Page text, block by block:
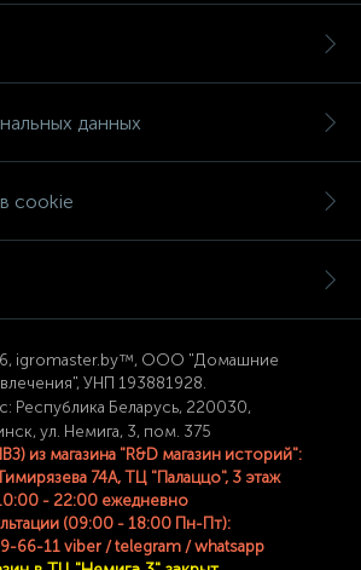
данных
cookie
igromaster.by™, ООО "Домашние
УНП 193881928.
Республика Беларусь, 220030,
ул. Немига, 3, пом. 375
из магазина "R&D магазин историй":
74A, ТЦ "Палаццо", 3 этаж
- 22:00 ежедневно
(09:00 - 18:00 Пн-Пт):
66-11 viber / telegram / whatsapp